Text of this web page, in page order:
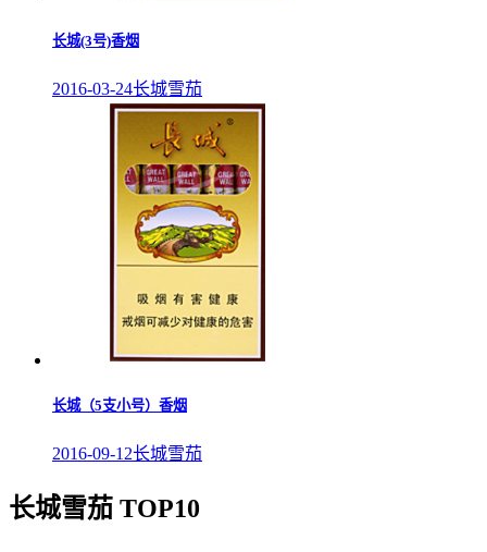
长城(3号)香烟
2016-03-24长城雪茄
长城（5支小号）香烟
2016-09-12长城雪茄
长城雪茄 TOP10